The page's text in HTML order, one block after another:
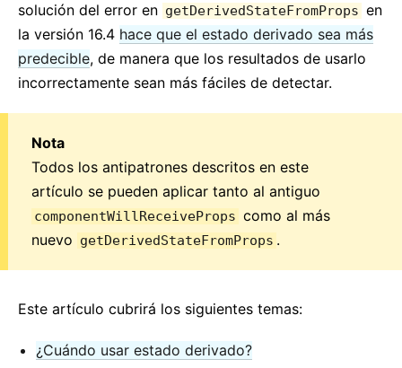
solución del error en getDerivedStateFromProps en
la versión 16.4 hace que el estado derivado sea más
predecible, de manera que los resultados de usarlo
incorrectamente sean más fáciles de detectar.
Nota
Todos los antipatrones descritos en este
artículo se pueden aplicar tanto al antiguo
componentWillReceiveProps como al más
nuevo getDerivedStateFromProps .
Este artículo cubrirá los siguientes temas:
¿Cuándo usar estado derivado?